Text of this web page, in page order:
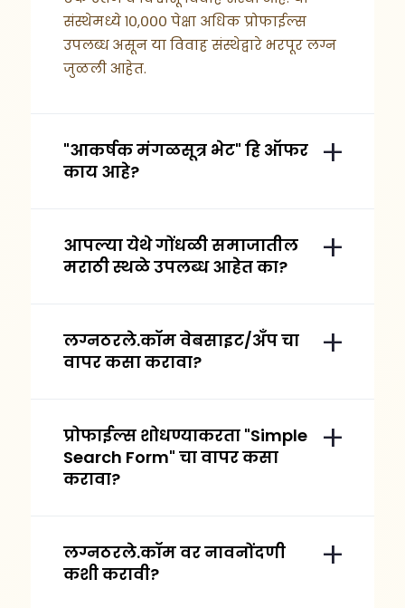
संस्थेमध्ये १०,००० पेक्षा अधिक प्रोफाईल्स
उपलब्ध असून या विवाह संस्थेद्वारे भरपूर लग्न
जुळली आहेत.
"आकर्षक मंगळसूत्र भेट" हि ऑफर
काय आहे?
आपल्या येथे गोंधळी समाजातील
मराठी स्थळे उपलब्ध आहेत का?
लग्नठरले.कॉम वेबसाइट/अँप चा
वापर कसा करावा?
प्रोफाईल्स शोधण्याकरता "Simple
Search Form" चा वापर कसा
करावा?
लग्नठरले.कॉम वर नावनोंदणी
कशी करावी?